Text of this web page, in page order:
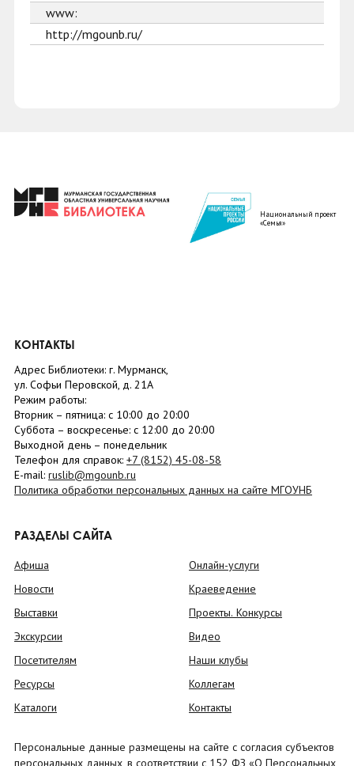
www:
http://mgounb.ru/
Национальный проект
«Семья»
КОНТАКТЫ
Адрес Библиотеки: г. Мурманск,
ул. Софьи Перовской, д. 21А
Режим работы:
Вторник – пятница: с 10:00 до 20:00
Суббота – воскресенье: c 12:00 до 20:00
Выходной день – понедельник
Телефон для справок: +7 (8152) 45-08-58
E-mail: ruslib@mgounb.ru
Политика обработки персональных данных на сайте МГОУНБ
РАЗДЕЛЫ САЙТА
Афиша
Новости
Выставки
Экскурсии
Посетителям
Ресурсы
Каталоги
Онлайн-услуги
Краеведение
Проекты. Конкурсы
Видео
Наши клубы
Коллегам
Контакты
Персональные данные размещены на сайте с согласия субъектов
персональных данных, в соответствии с 152 ФЗ «О Персональных